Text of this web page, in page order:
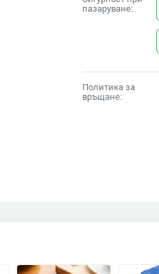
пазаруване:
Политика за
връщане: